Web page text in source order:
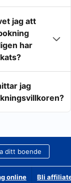
jag att
har
jag
ditt boende
online Bli